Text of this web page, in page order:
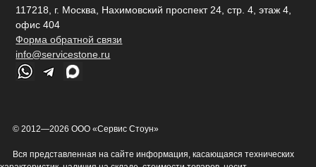
117218, г. Москва, Нахимовский проспект 24, стр. 4, этаж 4,
офис 404
Форма обратной связи
info@servicestone.ru
© 2012—2026 ООО «Сервис Стоун»
Вся представленная на сайте информация, касающаяся технических